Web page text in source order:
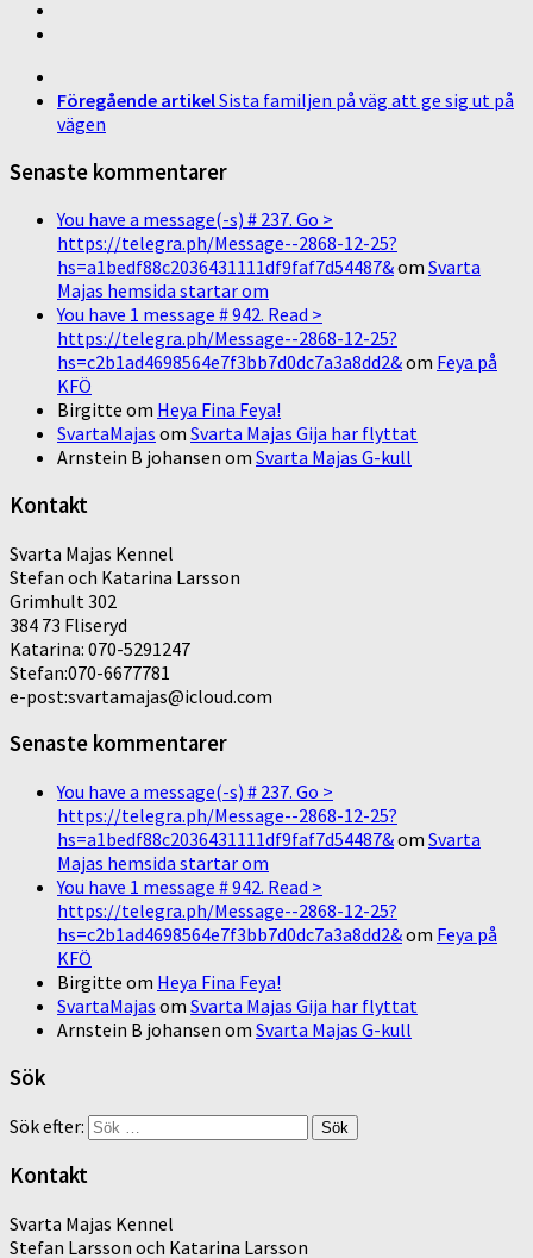
Föregående artikelSista familjen på väg att ge sig ut på
vägen
Senaste kommentarer
You have a message(-s) # 237. Go >
https://telegra.ph/Message--2868-12-25?
hs=a1bedf88c2036431111df9faf7d54487&om Svarta
Majas hemsida startar om
You have 1 message # 942. Read >
https://telegra.ph/Message--2868-12-25?
hs=c2b1ad4698564e7f3bb7d0dc7a3a8dd2&om Feya på
KFÖ
Birgitte om Heya Fina Feya!
SvartaMajas om Svarta Majas Gija har flyttat
Arnstein B johansen om Svarta Majas G-kull
Kontakt
Svarta Majas Kennel
Stefan och Katarina Larsson
Grimhult 302
384 73 Fliseryd
Katarina: 070-5291247
Stefan:070-6677781
e-post:svartamajas@icloud.com
Senaste kommentarer
You have a message(-s) # 237. Go >
https://telegra.ph/Message--2868-12-25?
hs=a1bedf88c2036431111df9faf7d54487&om Svarta
Majas hemsida startar om
You have 1 message # 942. Read >
https://telegra.ph/Message--2868-12-25?
hs=c2b1ad4698564e7f3bb7d0dc7a3a8dd2&om Feya på
KFÖ
Birgitte om Heya Fina Feya!
SvartaMajas om Svarta Majas Gija har flyttat
Arnstein B johansen om Svarta Majas G-kull
Sök
Sök efter:
Kontakt
Svarta Majas Kennel
Stefan Larsson och Katarina Larsson